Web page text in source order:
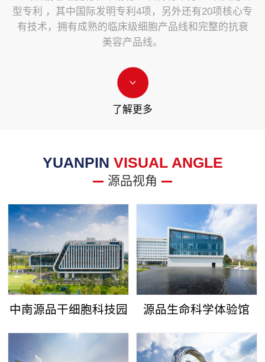
型专利 ，其中国际发明专利4项，另外还有20项核心专
有技术，拥有成熟的临床级细胞产品线和完整的抗衰
美容产品线。
了解更多
YUANPIN VISUAL ANGLE
源品视角
中南源品干细胞科技园 源品生命科学体验馆